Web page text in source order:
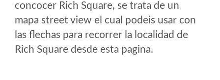
concocer Rich Square, se trata de un
mapa street view el cual podeis usar con
las flechas para recorrer la localidad de
Rich Square desde esta pagina.